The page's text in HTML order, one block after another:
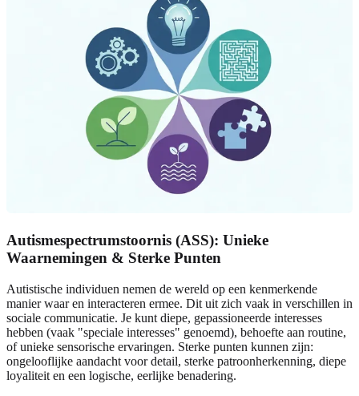
Autismespectrumstoornis (ASS): Unieke
Waarnemingen & Sterke Punten
Autistische individuen nemen de wereld op een kenmerkende
manier waar en interacteren ermee. Dit uit zich vaak in verschillen in
sociale communicatie. Je kunt diepe, gepassioneerde interesses
hebben (vaak "speciale interesses" genoemd), behoefte aan routine,
of unieke sensorische ervaringen. Sterke punten kunnen zijn:
ongelooflijke aandacht voor detail, sterke patroonherkenning, diepe
loyaliteit en een logische, eerlijke benadering.